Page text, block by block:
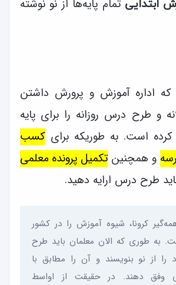
ابتدایی تمام پایه‌ها از نو نوشته
که اداره آموزش و پرورش داشتن
و طرح درس روزانه را برای پایه
کرده است. به طوریکه برای کسب
و همچنین تکمیل پرونده معلمی
طرح درس ارایه دهید.
کرونا، شیوه آموزش را در كشور
به طوری که الان معلمان باید طرح
از نو بنویسند و آن را مطابق با
وفق دهند. در حقیقت از اواسط